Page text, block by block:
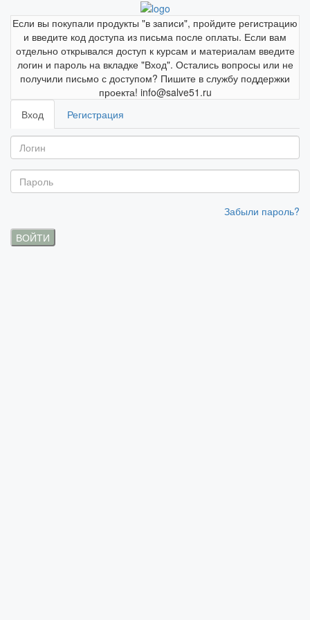
Если вы покупали продукты "в записи", пройдите регистрацию
и введите код доступа из письма после оплаты. Если вам
отдельно открывался доступ к курсам и материалам введите
логин и пароль на вкладке "Вход". Остались вопросы или не
получили письмо с доступом? Пишите в службу поддержки
проекта! info@salve51.ru
Вход
Регистрация
Забыли пароль?
ВОЙТИ